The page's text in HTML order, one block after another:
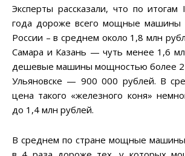
Эксперты рассказали, что по итогам
года дороже всего мощные машины
России – в среднем около 1,8 млн
Самара и Казань — чуть менее 1,6
дешевые машины мощностью более
Ульяновске — 900 000 рублей. В
цена такого «железного коня»
до 1,4 млн рублей.
В среднем по стране мощные